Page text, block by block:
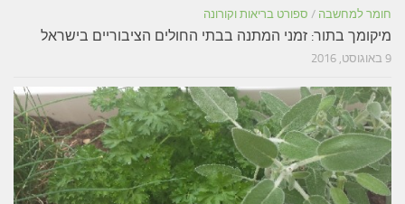
חומר למחשבה / ספורט בריאות וקורונה
מיקומך בתור: זמני המתנה בבתי החולים הציבוריים בישראל
9 באוגוסט, 2016